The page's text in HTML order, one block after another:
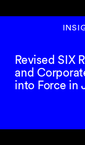
Revised SIX
and
into Force in